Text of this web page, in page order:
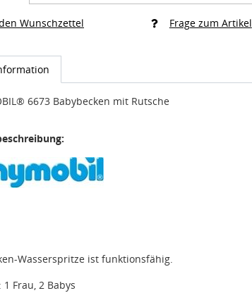
Wunschzettel Frage zum Artikel
6673 Babybecken mit Rutsche
Wasserspritze ist funktionsfähig.
1 Frau, 2 Babys